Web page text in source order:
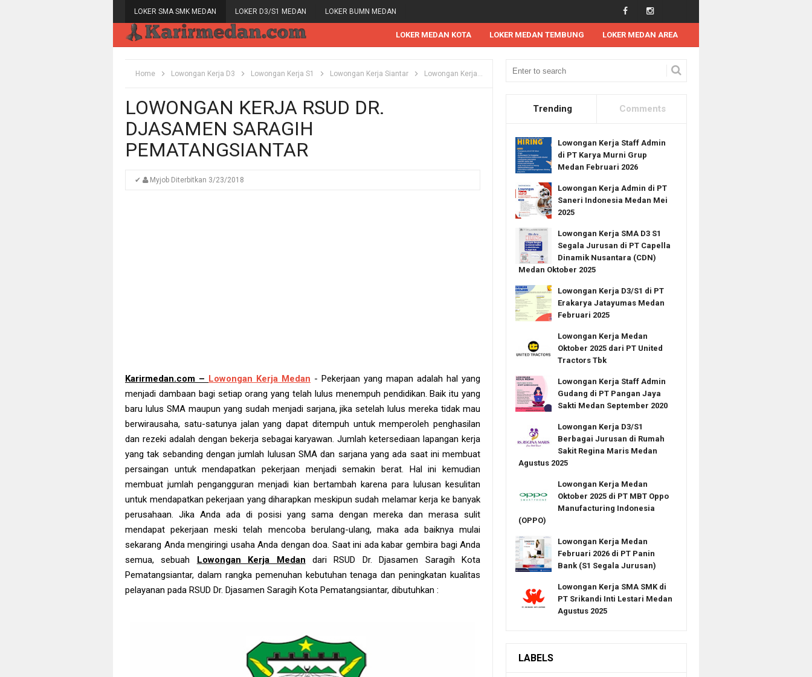
LOKER SMA SMK MEDAN LOKER D3/S1 MEDAN LOKER BUMN MEDAN
LOKER MEDAN KOTA LOKER MEDAN TEMBUNG LOKER MEDAN AREA
Home Lowongan Kerja D3 Lowongan Kerja S1 Lowongan Kerja Siantar Lowongan Kerja SMA Lowongan Kerja RSUD Dr. Djasamen Saragih Pematangsiantar
LOWONGAN KERJA RSUD DR.
DJASAMEN SARAGIH
PEMATANGSIANTAR
✔ Myjob Diterbitkan 3/23/2018
Karirmedan.com – Lowongan Kerja Medan - Pekerjaan yang mapan adalah hal yang
menjadi dambaan bagi setiap orang yang telah lulus menempuh pendidikan. Baik itu yang
baru lulus SMA maupun yang sudah menjadi sarjana, jika setelah lulus mereka tidak mau
berwirausaha, satu-satunya jalan yang dapat ditempuh untuk memperoleh penghasilan
dan rezeki adalah dengan bekerja sebagai karyawan. Jumlah ketersediaan lapangan kerja
yang tak sebanding dengan jumlah lulusan SMA dan sarjana yang ada saat ini membuat
persaingan untuk mendapatkan pekerjaan menjadi semakin berat. Hal ini kemudian
membuat jumlah pengangguran menjadi kian bertambah karena para lulusan kesulitan
untuk mendapatkan pekerjaan yang diharapkan meskipun sudah melamar kerja ke banyak
perusahaan. Jika Anda ada di posisi yang sama dengan mereka dan merasa sulit
mendapat pekerjaan meski telah mencoba berulang-ulang, maka ada baiknya mulai
sekarang Anda mengiringi usaha Anda dengan doa. Saat ini ada kabar gembira bagi Anda
semua, sebuah Lowongan Kerja Medan dariRSUD Dr. Djasamen Saragih Kota
Pematangsiantar, dalam rangka pemenuhan kebutuhan tenaga dan peningkatan kualitas
pelayanan pada RSUD Dr. Djasamen Saragih Kota Pematangsiantar, dibutuhkan :
Trending Comments
Lowongan Kerja Staff Admin
di PT Karya Murni Grup
Medan Februari 2026
Lowongan Kerja Admin di PT
Saneri Indonesia Medan Mei
2025
Lowongan Kerja SMA D3 S1
Segala Jurusan di PT Capella
Dinamik Nusantara (CDN)
Medan Oktober 2025
Lowongan Kerja D3/S1 di PT
Erakarya Jatayumas Medan
Februari 2025
Lowongan Kerja Medan
Oktober 2025 dari PT United
Tractors Tbk
Lowongan Kerja Staff Admin
Gudang di PT Pangan Jaya
Sakti Medan September 2020
Lowongan Kerja D3/S1
Berbagai Jurusan di Rumah
Sakit Regina Maris Medan
Agustus 2025
Lowongan Kerja Medan
Oktober 2025 di PT MBT Oppo
Manufacturing Indonesia
(OPPO)
Lowongan Kerja Medan
Februari 2026 di PT Panin
Bank (S1 Segala Jurusan)
Lowongan Kerja SMA SMK di
PT Srikandi Inti Lestari Medan
Agustus 2025
LABELS